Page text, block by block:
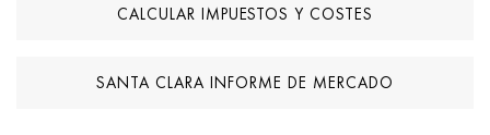
CALCULAR IMPUESTOS Y COSTES
SANTA CLARA INFORME DE MERCADO